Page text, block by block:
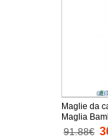
Maglie da
Maglia Bambino
Pantaloni
91.88€